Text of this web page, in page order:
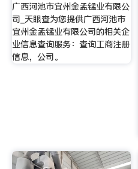
广西河池市宜州金孟锰业有限公
司_天眼查为您提供广西河池市
宜州金孟锰业有限公司的相关企
业信息查询服务：查询工商注册
信息，公司。